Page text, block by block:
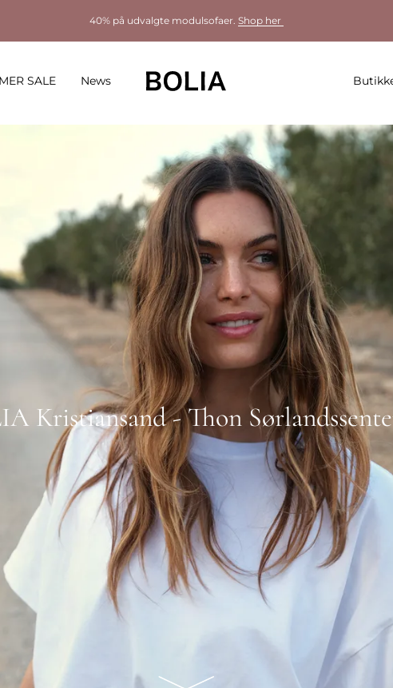
40% på udvalgte modulsofaer. Shop her
SALE News
Kristiansand - Thon